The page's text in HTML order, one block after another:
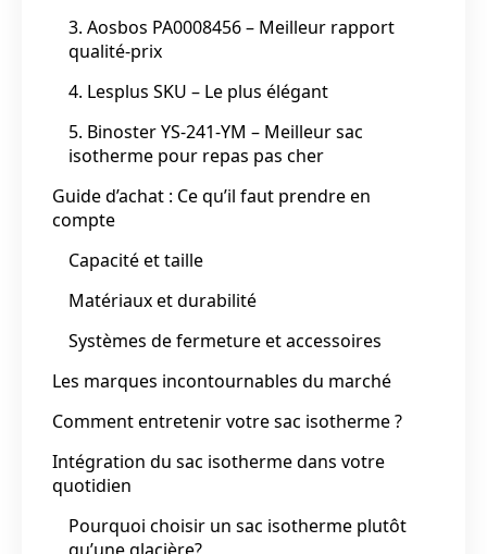
3. Aosbos PA0008456 – Meilleur rapport
qualité-prix
4. Lesplus SKU – Le plus élégant
5. Binoster YS-241-YM – Meilleur sac
isotherme pour repas pas cher
Guide d’achat : Ce qu’il faut prendre en
compte
Capacité et taille
Matériaux et durabilité
Systèmes de fermeture et accessoires
Les marques incontournables du marché
Comment entretenir votre sac isotherme ?
Intégration du sac isotherme dans votre
quotidien
Pourquoi choisir un sac isotherme plutôt
qu’une glacière?